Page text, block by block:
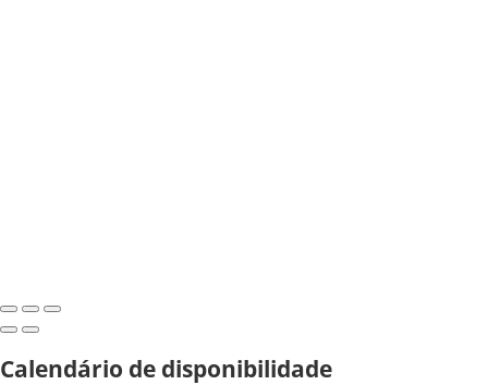
Calendário de disponibilidade